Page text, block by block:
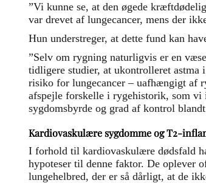
”Vi kunne se, at den øgede
var drevet af lungecancer, mens der
Hun understreger, at dette fund kan
”Selv om rygning naturligvis er en
tidligere studier, at ukontrolleret astma
risiko for lungecancer – uafhængigt af
afspejle forskelle i rygehistorik, som
sygdomsbyrde og grad af kontrol
Kardiovaskulære sygdomme og T2-
I forhold til kardiovaskulære dødsfald
hypoteser til denne faktor. De oplever
lungehelbred, der er så dårligt, at de